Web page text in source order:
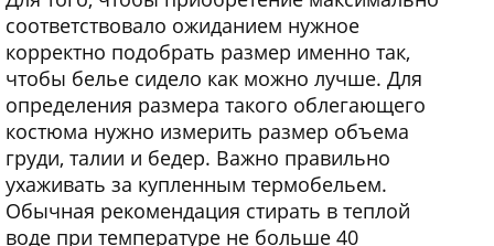
соответствовало ожиданием нужное
корректно подобрать размер именно так,
чтобы белье сидело как можно лучше. Для
определения размера такого облегающего
костюма нужно измерить размер объема
груди, талии и бедер. Важно правильно
ухаживать за купленным термобельем.
Обычная рекомендация стирать в теплой
воде при температуре не больше 40